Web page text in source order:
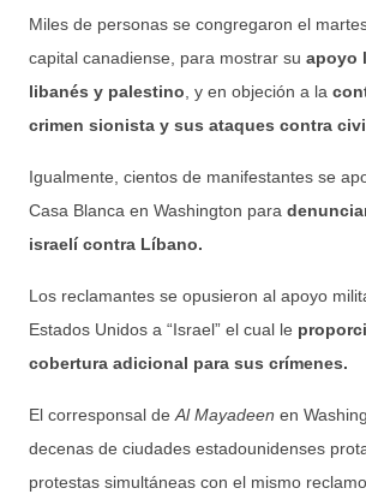
Miles de personas se congregaron el
capital canadiense, para mostrar su apoyo
libanés y palestino, y en objeción a la
crimen sionista y sus ataques contra
Igualmente, cientos de manifestantes se
Casa Blanca en Washington para
israelí contra Líbano.
Los reclamantes se opusieron al apoyo
Estados Unidos a “Israel” el cual le
cobertura adicional para sus crímenes.
El corresponsal deAl Mayadeen en
decenas de ciudades estadounidenses
protestas simultáneas con el mismo